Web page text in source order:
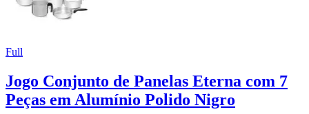
Full
Jogo Conjunto de Panelas Eterna com 7
Peças em Alumínio Polido Nigro